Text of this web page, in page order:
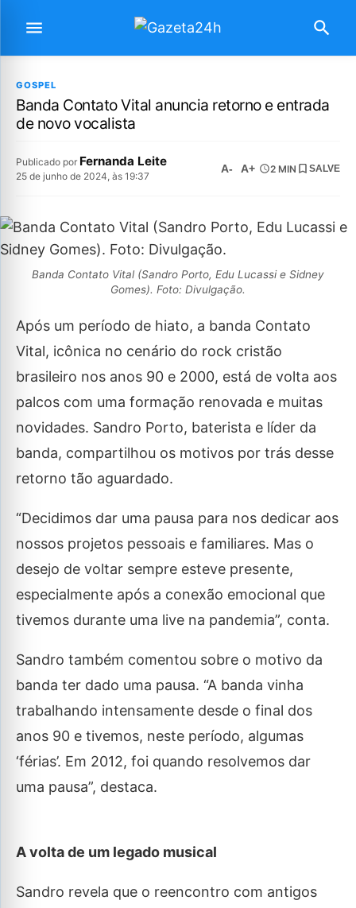
GOSPEL
Banda Contato Vital anuncia retorno e entrada
de novo vocalista
Publicado por Fernanda Leite
25 de junho de 2024, às 19:37
A- A+ 2 MIN SALVE
Banda Contato Vital (Sandro Porto, Edu Lucassi e Sidney
Gomes). Foto: Divulgação.
Após um período de hiato, a banda Contato
Vital, icônica no cenário do rock cristão
brasileiro nos anos 90 e 2000, está de volta aos
palcos com uma formação renovada e muitas
novidades. Sandro Porto, baterista e líder da
banda, compartilhou os motivos por trás desse
retorno tão aguardado.
“Decidimos dar uma pausa para nos dedicar aos
nossos projetos pessoais e familiares. Mas o
desejo de voltar sempre esteve presente,
especialmente após a conexão emocional que
tivemos durante uma live na pandemia”, conta.
Sandro também comentou sobre o motivo da
banda ter dado uma pausa. “A banda vinha
trabalhando intensamente desde o final dos
anos 90 e tivemos, neste período, algumas
‘férias’. Em 2012, foi quando resolvemos dar
uma pausa”, destaca.
A volta de um legado musical
Sandro revela que o reencontro com antigos